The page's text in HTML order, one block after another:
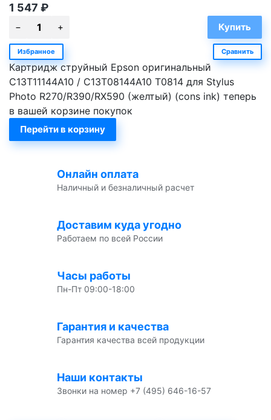
1 547 ₽
Избранное Сравнить
Картридж струйный Epson оригинальный
C13T11144A10 / C13T08144A10 T0814 для Stylus
Photo R270/R390/RX590 (желтый) (cons ink) теперь
в вашей корзине покупок
Перейти в корзину
Онлайн оплата
Наличный и безналичный расчет
Доставим куда угодно
Работаем по всей России
Часы работы
Пн-Пт 09:00-18:00
Гарантия и качества
Гарантия качества всей продукции
Наши контакты
Звонки на номер +7 (495) 646-16-57